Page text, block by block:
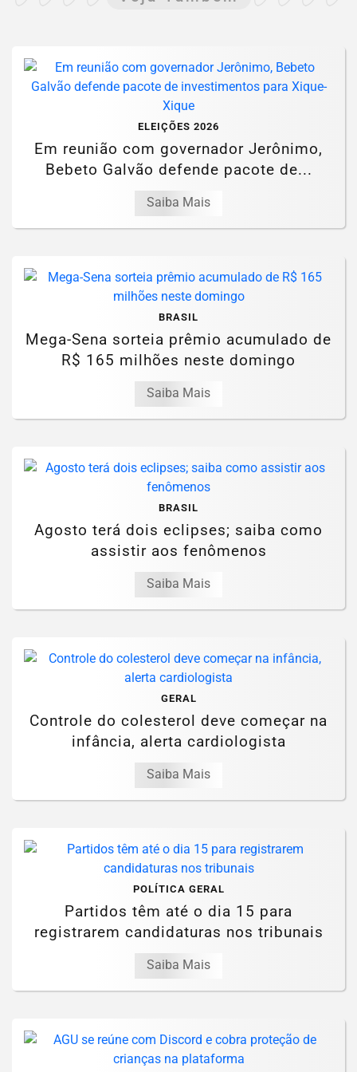
ELEIÇÕES 2026
Em reunião com governador Jerônimo,
Bebeto Galvão defende pacote de...
Saiba Mais
BRASIL
Mega-Sena sorteia prêmio acumulado de
R$ 165 milhões neste domingo
Saiba Mais
BRASIL
Agosto terá dois eclipses; saiba como
assistir aos fenômenos
Saiba Mais
GERAL
Controle do colesterol deve começar na
infância, alerta cardiologista
Saiba Mais
POLÍTICA GERAL
Partidos têm até o dia 15 para
registrarem candidaturas nos tribunais
Saiba Mais